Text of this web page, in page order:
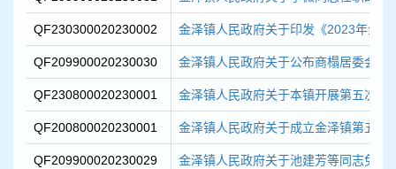
QF230300020230002 金泽镇人民政府关于印发《2023年金
QF209900020230030 金泽镇人民政府关于公布商榻居委会、
QF230800020230001 金泽镇人民政府关于本镇开展第五次全
QF200800020230001 金泽镇人民政府关于成立金泽镇第五次
QF209900020230029 金泽镇人民政府关于池建芳等同志免职